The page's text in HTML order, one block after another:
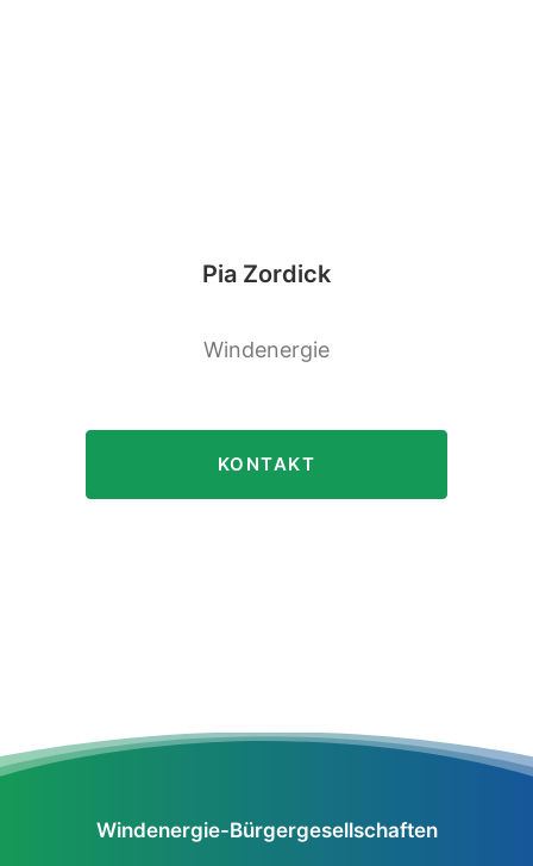
Pia Zordick
Windenergie
Windenergie-Bürgergesellschaften